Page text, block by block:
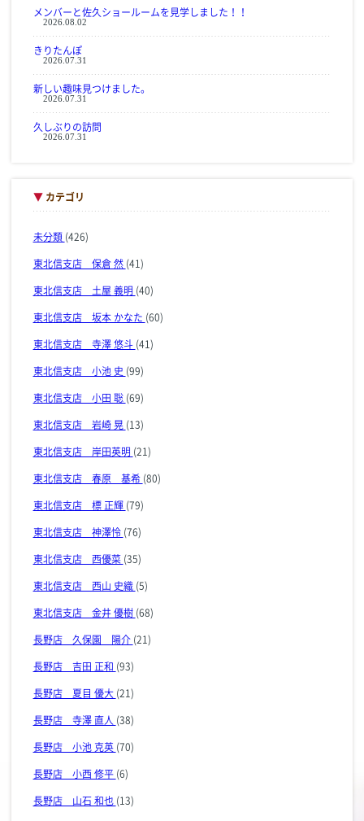
メンバーと佐久ショールームを見学しました！！
2026.08.02
きりたんぽ
2026.07.31
新しい趣味見つけました。
2026.07.31
久しぶりの訪問
2026.07.31
▼カテゴリ
未分類 (426)
東北信支店 保倉 然 (41)
東北信支店 土屋 義明 (40)
東北信支店 坂本 かなた (60)
東北信支店 寺澤 悠斗 (41)
東北信支店 小池 史 (99)
東北信支店 小田 聡 (69)
東北信支店 岩崎 晃 (13)
東北信支店 岸田英明 (21)
東北信支店 春原 基希 (80)
東北信支店 標 正輝 (79)
東北信支店 神澤怜 (76)
東北信支店 西優菜 (35)
東北信支店 西山 史織 (5)
東北信支店 金井 優樹 (68)
長野店 久保園 陽介 (21)
長野店 吉田 正和 (93)
長野店 夏目 優大 (21)
長野店 寺澤 直人 (38)
長野店 小池 克英 (70)
長野店 小西 修平 (6)
長野店 山石 和也 (13)